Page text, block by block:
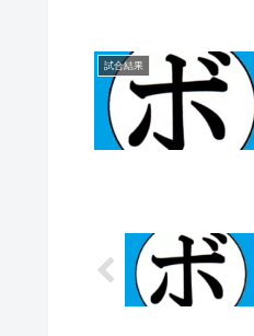
試合結果